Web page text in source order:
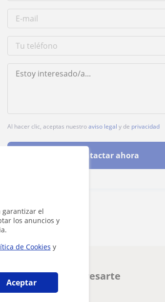
garantizar el
los anuncios y
de Cookies y
Aceptar
Al hacer clic, aceptas nuestroaviso legal y de privacidad
Contactar ahora
que pueden interesarte